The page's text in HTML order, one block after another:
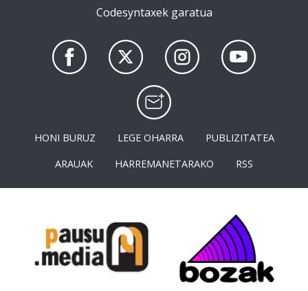
Codesyntaxek garatua
HONI BURUZ LEGE OHARRA
PUBLIZITATEA
ARAUAK
HARREMANETARAKO RSS